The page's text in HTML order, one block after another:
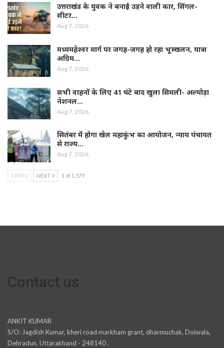
उत्तराखंड के युवक ने बनाई उड़ने वाली कार, सिंगल-
सीटर…
Aug 7, 2026
मध्यमहेश्वर मार्ग पर जगह-जगह हो रहा भूस्खलन, यात्रा
अग्रिम…
Aug 7, 2026
सभी वाहनों के लिए 41 घंटे बाद खुला सिमली- अल्मोड़ा
नेशनल…
Aug 7, 2026
सितंबर में होगा खेल महाकुंभ का आयोजन, न्याय पंचायत
से राज्य…
Aug 7, 2026
PREV NEXT 1 of 1,579
ANKIT KUMAR
S/O: Jagdish Kumar, kheri road markham grant, dharmuchak, Doiwala,
Dehradun, Uttarakhand - 248140 ,